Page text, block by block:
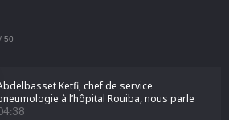
/ 50
Ketfi, chef de service
à l’hôpital Rouiba, nous parle
cancer du poumon